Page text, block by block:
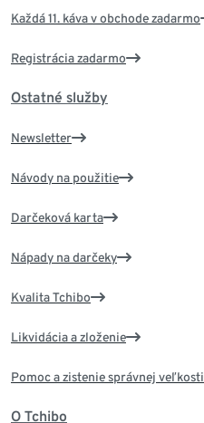
Každá 11. káva v obchode zadarmo
Registrácia zadarmo
Ostatné služby
Newsletter
Návody na použitie
Darčeková karta
Nápady na darčeky
Kvalita Tchibo
Likvidácia a zloženie
Pomoc a zistenie správnej veľkosti
O Tchibo